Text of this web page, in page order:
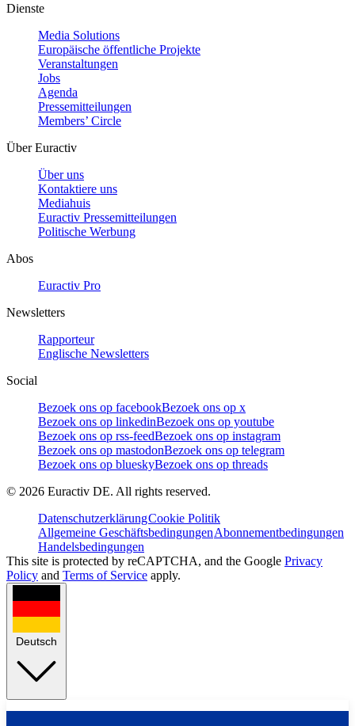
Dienste
Media Solutions
Europäische öffentliche Projekte
Veranstaltungen
Jobs
Agenda
Pressemitteilungen
Members’ Circle
Über Euractiv
Über uns
Kontaktiere uns
Mediahuis
Euractiv Pressemitteilungen
Politische Werbung
Abos
Euractiv Pro
Newsletters
Rapporteur
Englische Newsletters
Social
Bezoek ons op facebookBezoek ons op x
Bezoek ons op linkedinBezoek ons op youtube
Bezoek ons op rss-feedBezoek ons op instagram
Bezoek ons op mastodonBezoek ons op telegram
Bezoek ons op blueskyBezoek ons op threads
© 2026 Euractiv DE. All rights reserved.
DatenschutzerklärungCookie Politik
Allgemeine GeschäftsbedingungenAbonnementbedingungen
Handelsbedingungen
This site is protected by reCAPTCHA, and the Google Privacy
Policy and Terms of Service apply.
Deutsch